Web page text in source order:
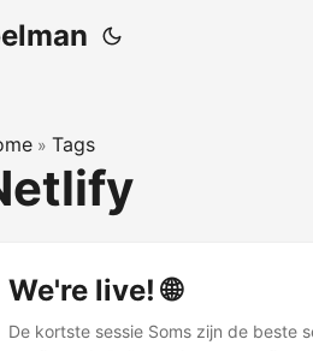
» Tags
We're live! 🌐
De kortste sessie Soms zijn de beste